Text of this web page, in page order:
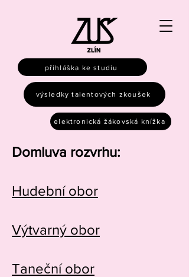
přihláška ke studiu
výsledky talentových zkoušek
elektronická žákovská knížka
Domluva rozvrhu:
Hudební obor
Výtvarný obor
Taneční obor